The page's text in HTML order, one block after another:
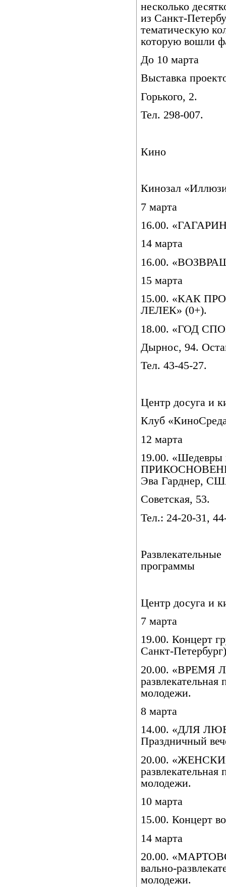
несколько
из Санкт-
тематическую
которую вошли
До 10 марта
Выставка
Горького, 2.
Тел. 298-007.
Кино
Кинозал
7 марта
16.00.
14 марта
16.00.
15 марта
15.00. «КАК
ЛЕЛЕК» (0+).
18.00. «ГОД
Дырнос, 94.
Тел. 43-45-27.
Центр досуга и
Клуб
12 марта
19.00.
Эва Гарднер,
Советская, 53.
Тел.: 24-20-31,
Развлекательные
программы
Центр досуга и
7 марта
19.00. Концерт
Санкт-
20.00. «ВРЕМЯ
развлекательная
молодежи.
8 марта
14.00. «ДЛЯ
Праздничный
20.00.
развлекательная
молодежи.
10 марта
15.00. Концерт
14 марта
20.00.
вально-
молодежи.